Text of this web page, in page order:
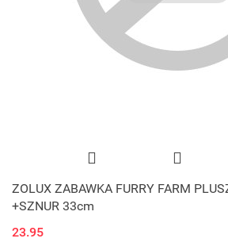
ZOLUX ZABAWKA FURRY FARM
+SZNUR 33cm
23.95